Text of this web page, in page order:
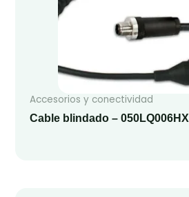
Accesorios y conectividad
Cable blindado – 050LQ006HX